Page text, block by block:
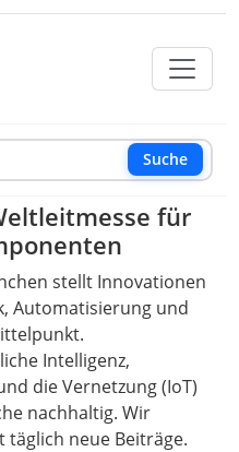
Suche
für
stellt Innovationen
Automatisierung und
Intelligenz,
die Vernetzung (IoT)
nachhaltig. Wir
täglich neue Beiträge.